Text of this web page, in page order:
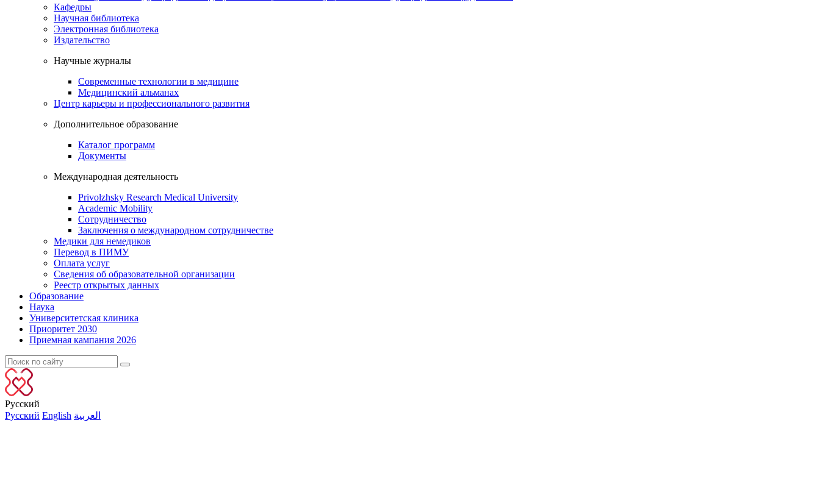
Кафедры
Научная библиотека
Электронная библиотека
Издательство
Научные журналы
Современные технологии в медицине
Медицинский альманах
Центр карьеры и профессионального развития
Дополнительное образование
Каталог программ
Документы
Международная деятельность
Privolzhsky Research Medical University
Academic Mobility
Сотрудничество
Заключения о международном сотрудничестве
Медики для немедиков
Перевод в ПИМУ
Оплата услуг
Сведения об образовательной организации
Реестр открытых данных
Образование
Наука
Университетская клиника
Приоритет 2030
Приемная кампания 2026
Русский
Русский English العربية